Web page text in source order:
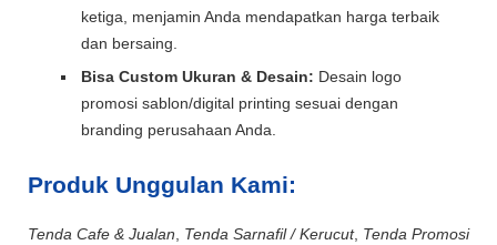
ketiga, menjamin Anda mendapatkan harga terbaik
dan bersaing.
Bisa Custom Ukuran & Desain: Desain logo
promosi sablon/digital printing sesuai dengan
branding perusahaan Anda.
Produk Unggulan Kami:
Tenda Cafe & Jualan Tenda Sarnafil / Kerucut, Tenda Promosi